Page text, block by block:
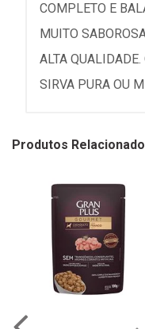
COMPLETO E
MUITO
ALTA
SIRVA PURA OU
Produtos